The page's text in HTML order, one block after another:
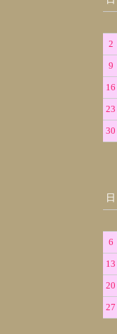
2
9
16
23
30
日
6
13
20
27